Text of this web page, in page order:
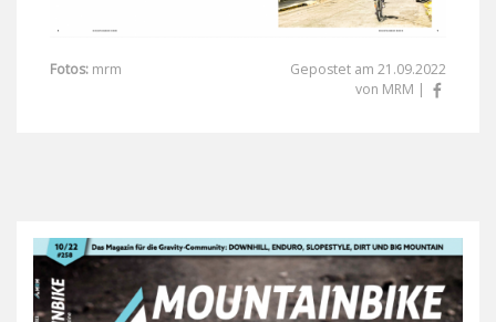
Fotos: mrm
Gepostet am 21.09.2022
von MRM |